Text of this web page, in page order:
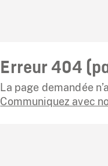
Erreur 404
La page demandée
Communiquez avec